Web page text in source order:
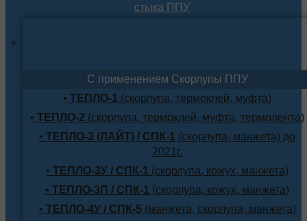
стыка ППУ
С применением Скорлупы ППУ
• ТЕПЛО-1 (скорлупа, термоклей, муфта)
• ТЕПЛО-2 (скорлупа, термоклей, муфта, термолента)
• ТЕПЛО-3 (ЛАЙТ) / СПК-1 (скорлупа, манжета) до
2021г.
• ТЕПЛО-3У / СПК-1 (скорлупа, кожух, манжета)
• ТЕПЛО-3П / СПК-1 (скорлупа, кожух, манжета)
• ТЕПЛО-4У / СПК-5 (манжета, скорлупа, манжета)